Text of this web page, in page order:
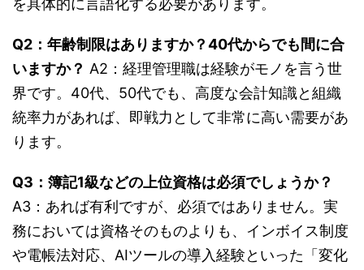
を具体的に言語化する必要があります。
Q2：年齢制限はありますか？40代からでも間に合
いますか？ A2：経理管理職は経験がモノを言う世
界です。40代、50代でも、高度な会計知識と組織
統率力があれば、即戦力として非常に高い需要があ
ります。
Q3：簿記1級などの上位資格は必須でしょうか？
A3：あれば有利ですが、必須ではありません。実
務においては資格そのものよりも、インボイス制度
や電帳法対応、AIツールの導入経験といった「変化